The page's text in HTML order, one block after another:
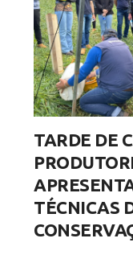
TARDE DE
TÉCNICAS